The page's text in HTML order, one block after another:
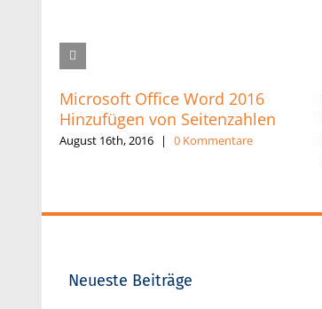
Microsoft Office Word 2016
Hinzufügen von Seitenzahlen
August 16th, 2016 | 0 Kommentare
Neueste Beiträge